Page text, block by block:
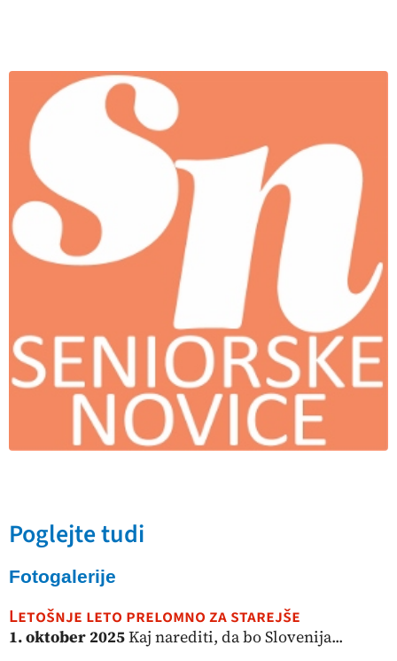
Poglejte tudi
Fotogalerije
Letošnje leto prelomno za starejše
1. oktober 2025Kaj narediti, da bo Slovenija...